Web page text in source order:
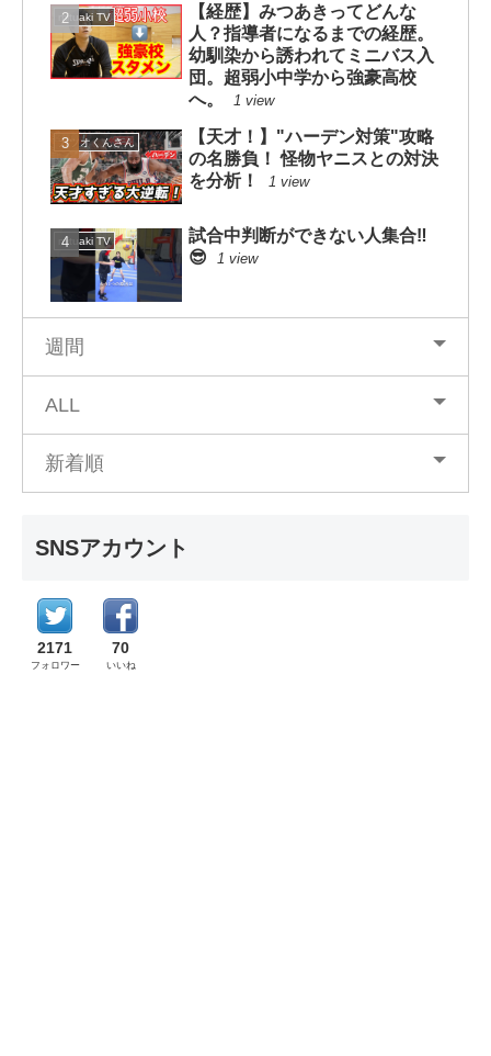
mituaki TV
【経歴】みつあきってどんな
人？指導者になるまでの経歴。
幼馴染から誘われてミニバス入
団。超弱小中学から強豪高校
へ。
1 view
カツオくんさん
【天才！】"ハーデン対策"攻略
の名勝負！ 怪物ヤニスとの対決
を分析！
1 view
mituaki TV
試合中判断ができない人集合‼️
😎
1 view
週間
ALL
新着順
SNSアカウント
2171
フォロワー
70
いいね